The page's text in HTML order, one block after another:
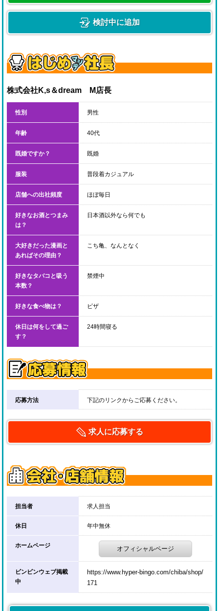
検討中に追加
株式会社K,s＆dream M店長
性別 男性
年齢 40代
既婚ですか？ 既婚
服装 普段着カジュアル
店舗への出社頻度 ほぼ毎日
好きなお酒とつまみ
は？
日本酒以外なら何でも
大好きだった漫画と
あればその理由？
こち亀、なんとなく
好きなタバコと吸う
本数？
禁煙中
好きな食べ物は？ ピザ
休日は何をして過ご
す？
24時間寝る
応募方法 下記のリンクからご応募ください。
求人に応募する
担当者 求人担当
休日 年中無休
ホームページ オフィシャルページ
ビンビンウェブ掲載
中
https://www.hyper-bingo.com/chiba/shop/
171